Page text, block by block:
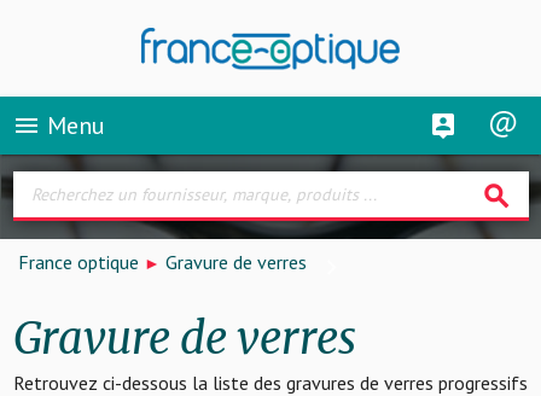
menu Menu
search
France optique Gravure de verres
Gravure de verres
Retrouvez ci-dessous la liste des gravures de verres progressifs